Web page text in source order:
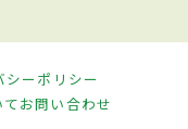
シーポリシー
お問い合わせ